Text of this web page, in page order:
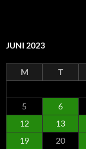
JUNI 2023
M T
5
6
12
13
19
20